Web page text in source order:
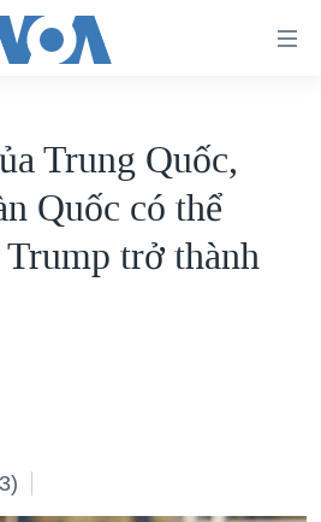
Trung Quốc,
Quốc có thể
trở thành